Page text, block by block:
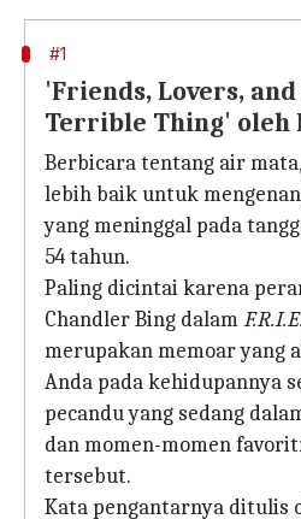
#1
'Friends, Lovers,
Terrible Thing' oleh
Berbicara tentang air
lebih baik untuk
yang meninggal pada
54 tahun.
Paling dicintai karena
Chandler Bing dalam
merupakan memoar yang
Anda pada kehidupannya
pecandu yang sedang
dan momen-momen
tersebut.
Kata pengantarnya ditulis